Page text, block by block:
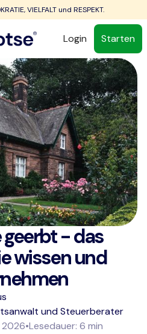
VIELFALT und RESPEKT.
Login Starten
- das
wissen und
und Steuerberater
2026•Lesedauer: 6 min